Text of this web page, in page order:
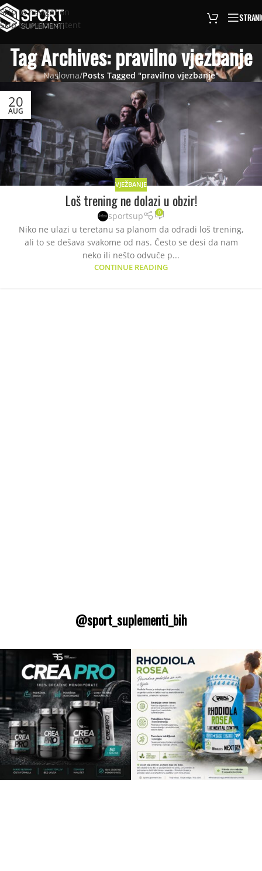
Skip to navigation
Skip to main content
Tag Archives: pravilno vjezbanje
Naslovna/Posts Tagged "pravilno vjezbanje"
20
AUG
VJEŽBANJE
Loš trening ne dolazi u obzir!
sportsup 0
Niko ne ulazi u teretanu sa planom da odradi loš trening,
ali to se dešava svakome od nas. Često se desi da nam
neko ili nešto odvuče p...
CONTINUE READING
@sport_suplementi_bih